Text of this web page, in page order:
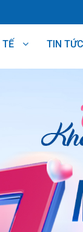
TẾ TIN TỨC